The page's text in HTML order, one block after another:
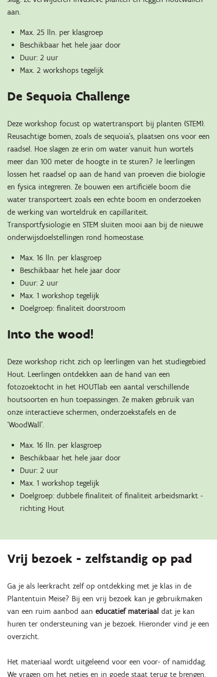
aan.
Max. 25 lln. per klasgroep
Beschikbaar het hele jaar door
Duur: 2 uur
Max. 2 workshops tegelijk
De Sequoia Challenge
Deze workshop focust op watertransport bij planten (STEM).
Reusachtige bomen, zoals de sequoia’s, plaatsen ons voor een
raadsel. Hoe slagen ze erin om water vanuit hun wortels
meer dan 100 meter de hoogte in te sturen? Je leerlingen
lossen het raadsel op aan de hand van proeven die biologie
en fysica integreren. Ze bouwen een artificiële boom die
water transporteert zoals een echte boom en onderzoeken
de werking van worteldruk en capillariteit.
Transportfysiologie en STEM sluiten mooi aan bij de nieuwe
onderwijsdoelstellingen rond homeostase.
Max. 16 lln. per klasgroep
Beschikbaar het hele jaar door
Duur: 2 uur
Max. 1 workshop tegelijk
Doelgroep: finaliteit doorstroom
Into the wood!
Deze workshop richt zich op leerlingen van het studiegebied
Hout. Leerlingen ontdekken aan de hand van een
fotozoektocht in het HOUTlab een aantal verschillende
houtsoorten en hun toepassingen. Ze maken gebruik van
onze interactieve schermen, onderzoekstafels en de
‘WoodWall’.
Max. 16 lln. per klasgroep
Beschikbaar het hele jaar door
Duur: 2 uur
Max. 1 workshop tegelijk
Doelgroep: dubbele finaliteit of finaliteit arbeidsmarkt -
richting Hout
Vrij bezoek - zelfstandig op pad
Ga je als leerkracht zelf op ontdekking met je klas in de
Plantentuin Meise? Bij een vrij bezoek kan je gebruikmaken
van een ruim aanbod aan educatief materiaal dat je kan
huren ter ondersteuning van je bezoek. Hieronder vind je een
overzicht.
Het materiaal wordt uitgeleend voor een voor- of namiddag.
We vragen om het netjes en in goede staat terug te brengen.